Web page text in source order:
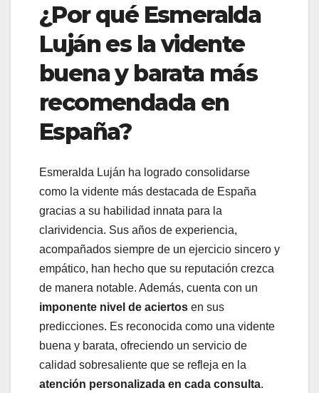
¿Por qué Esmeralda
Luján es la vidente
buena y barata más
recomendada en
España?
Esmeralda Luján ha logrado consolidarse
como la vidente más destacada de España
gracias a su habilidad innata para la
clarividencia. Sus años de experiencia,
acompañados siempre de un ejercicio sincero y
empático, han hecho que su reputación crezca
de manera notable. Además, cuenta con un
imponente nivel de aciertos en sus
predicciones. Es reconocida como una vidente
buena y barata, ofreciendo un servicio de
calidad sobresaliente que se refleja en la
atención personalizada en cada consulta.